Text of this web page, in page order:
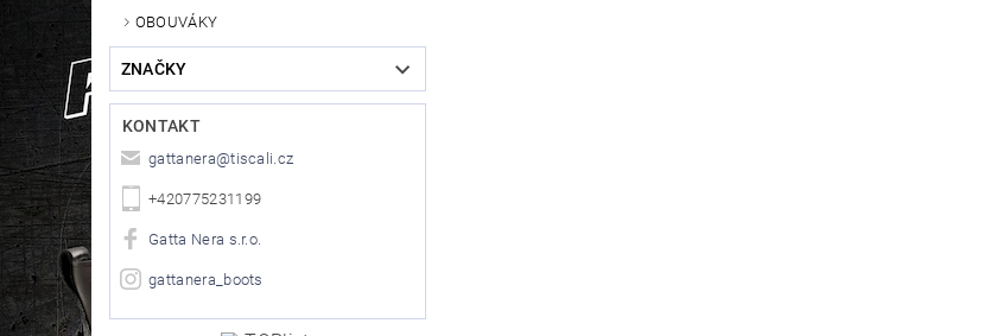
OBOUVÁKY
ZNAČKY
KONTAKT
gattanera@tiscali.cz
+420775231199
Gatta Nera s.r.o.
gattanera_boots